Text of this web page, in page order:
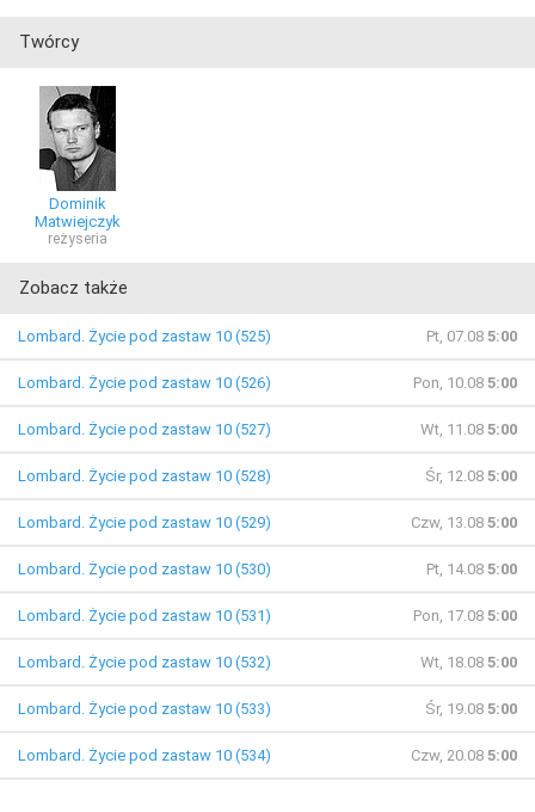
Twórcy
Dominik
Matwiejczyk
reżyseria
Zobacz także
Lombard. Życie pod zastaw 10 (525) Pt, 07.08 5:00
Lombard. Życie pod zastaw 10 (526) Pon, 10.08 5:00
Lombard. Życie pod zastaw 10 (527) Wt, 11.08 5:00
Lombard. Życie pod zastaw 10 (528) Śr, 12.08 5:00
Lombard. Życie pod zastaw 10 (529) Czw, 13.08 5:00
Lombard. Życie pod zastaw 10 (530) Pt, 14.08 5:00
Lombard. Życie pod zastaw 10 (531) Pon, 17.08 5:00
Lombard. Życie pod zastaw 10 (532) Wt, 18.08 5:00
Lombard. Życie pod zastaw 10 (533) Śr, 19.08 5:00
Lombard. Życie pod zastaw 10 (534) Czw, 20.08 5:00